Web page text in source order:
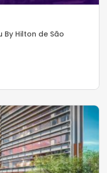
By Hilton de São